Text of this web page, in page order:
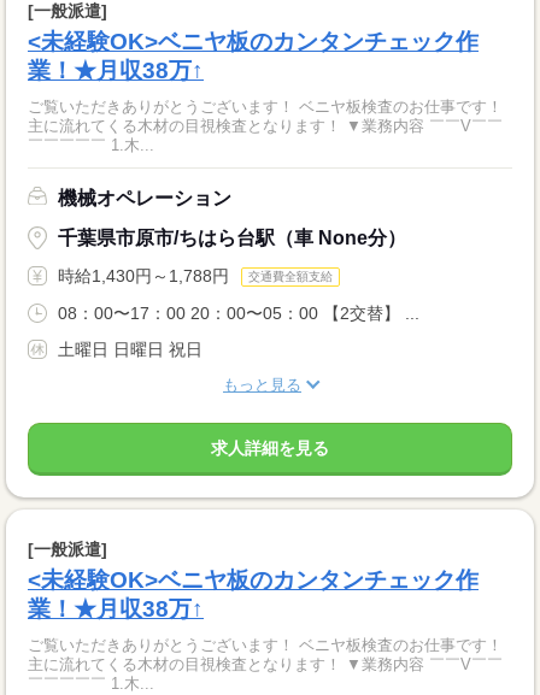
[一般派遣]
<未経験OK>ベニヤ板のカンタンチェック作
業！★月収38万↑
ご覧いただきありがとうございます！ ベニヤ板検査のお仕事です！
主に流れてくる木材の目視検査となります！ ▼業務内容 ￣￣V￣￣
￣￣￣￣￣ 1.木...
機械オペレーション
千葉県市原市/ちはら台駅（車 None分）
時給1,430円～1,788円 交通費全額支給
08：00〜17：00 20：00〜05：00 【2交替】 ...
土曜日 日曜日 祝日
もっと見る
求人詳細を見る
[一般派遣]
<未経験OK>ベニヤ板のカンタンチェック作
業！★月収38万↑
ご覧いただきありがとうございます！ ベニヤ板検査のお仕事です！
主に流れてくる木材の目視検査となります！ ▼業務内容 ￣￣V￣￣
￣￣￣￣￣ 1.木...